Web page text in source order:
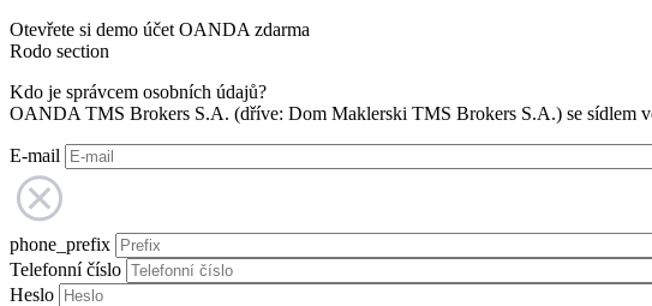
Otevřete si demo účet OANDA zdarma
Rodo section
Kdo je správcem osobních údajů?
OANDA TMS Brokers S.A. (dříve: Dom Maklerski TMS Brokers S.A.) se sídlem
E-mail
phone_prefix
Telefonní číslo
Heslo